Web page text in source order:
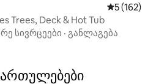
საშუალო
5 (162)
Trees, Deck & Hot Tub
სივრცეები · განლაგება